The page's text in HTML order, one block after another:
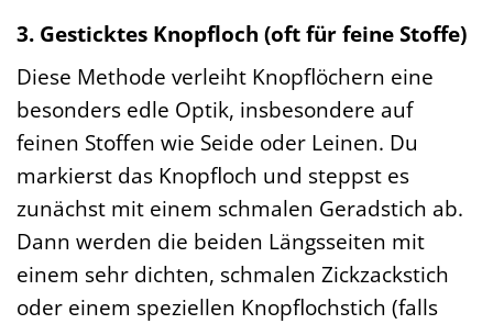
3. Gesticktes Knopfloch (oft für feine Stoffe)
Diese Methode verleiht Knopflöchern eine
besonders edle Optik, insbesondere auf
feinen Stoffen wie Seide oder Leinen. Du
markierst das Knopfloch und steppst es
zunächst mit einem schmalen Geradstich ab.
Dann werden die beiden Längsseiten mit
einem sehr dichten, schmalen Zickzackstich
oder einem speziellen Knopflochstich (falls